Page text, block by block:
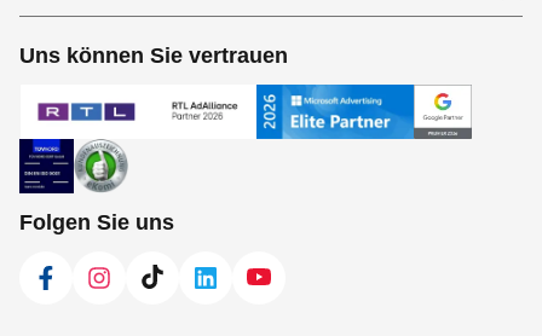
Uns können Sie vertrauen
Folgen Sie uns